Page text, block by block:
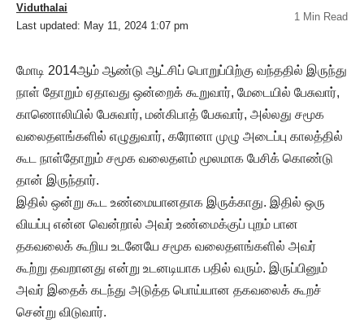
Last updated: May 11, 2024 1:07 pm
Viduthalai
1 Min Read
மோடி 2014ஆம் ஆண்டு ஆட்சிப் பொறுப்பிற்கு வந்ததில் இருந்து
நாள் தோறும் ஏதாவது ஒன்றைக் கூறுவார், மேடையில் பேசுவார்,
காணொலியில் பேசுவார், மன்கிபாத் பேசுவார், அல்லது சமூக
வலைதளங்களில் எழுதுவார், கரோனா முழு அடைப்பு காலத்தில்
கூட நாள்தோறும் சமூக வலைதளம் மூலமாக பேசிக் கொண்டு
தான் இருந்தார்.
இதில் ஒன்று கூட உண்மையானதாக இருக்காது. இதில் ஒரு
வியப்பு என்ன வென்றால் அவர் உண்மைக்குப் புறம் பான
தகவலைக் கூறிய உடனேயே சமூக வலைதளங்களில் அவர்
கூற்று தவறானது என்று உடனடியாக பதில் வரும். இருப்பினும்
அவர் இதைக் கடந்து அடுத்த பொய்யான தகவலைக் கூறச்
சென்று விடுவார்.